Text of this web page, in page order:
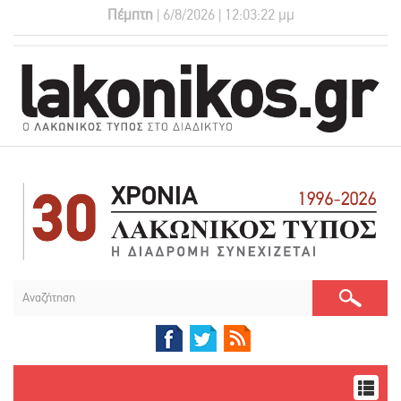
Πέμπτη | 6/8/2026 | 12:03:22 μμ